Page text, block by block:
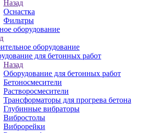
Назад
Оснастка
Фильтры
оборудование
оборудование
для бетонных работ
Назад
Оборудование для бетонных работ
Бетоносмесители
Растворосмесители
Трансформаторы для прогрева бетона
Глубинные вибраторы
Вибростолы
Виброрейки